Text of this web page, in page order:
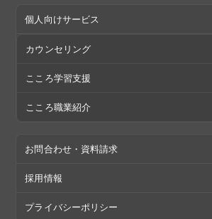
個人向けサービス
カウンセリング
こころ学習支援
こころ職業紹介
お問合わせ・資料請求
採用情報
プライバシーポリシー